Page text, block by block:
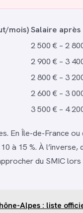
mois)Salaire
2 500 € – 2
2 900 € – 3
2 800 € – 3
2 600 € – 3
3 500 € – 4
En Île-de-France ou
à 15 %. À l’inverse,
du SMIC
Alpes : liste